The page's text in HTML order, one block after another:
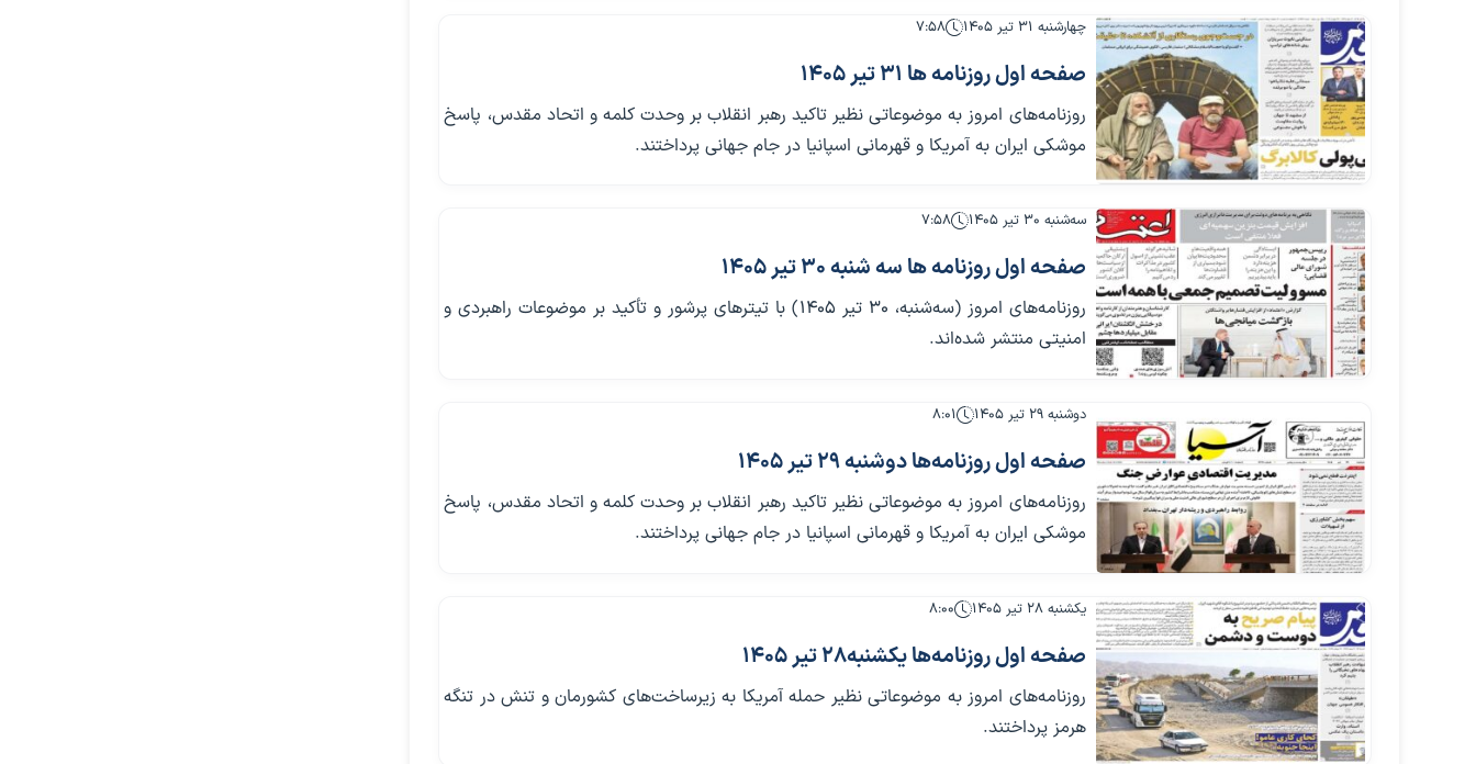
چهارشنبه ۳۱ تیر ۱۴۰۵ ۷:۵۸
صفحه اول روزنامه ها 31 تیر 1405
روزنامه‌های امروز به موضوعاتی نظیر تاکید رهبر انقلاب بر وحدت کلمه و اتحاد مقدس، پاسخ
موشکی ایران به آمریکا و قهرمانی اسپانیا در جام جهانی پرداختند.
سه‌شنبه ۳۰ تیر ۱۴۰۵ ۷:۵۸
صفحه اول روزنامه ها سه شنبه 30 تیر 1405
روزنامه‌های امروز (سه‌شنبه، ۳۰ تیر ۱۴۰۵) با تیترهای پرشور و تأکید بر موضوعات راهبردی و
امنیتی منتشر شده‌اند.
دوشنبه ۲۹ تیر ۱۴۰۵ ۸:۰۱
صفحه اول روزنامه‌ها دوشنبه 29 تیر 1405
روزنامه‌های امروز به موضوعاتی نظیر تاکید رهبر انقلاب بر وحدت کلمه و اتحاد مقدس، پاسخ
موشکی ایران به آمریکا و قهرمانی اسپانیا در جام جهانی پرداختند.
یکشنبه ۲۸ تیر ۱۴۰۵ ۸:۰۰
صفحه اول روزنامه‌ها یکشنبه28 تیر 1405
روزنامه‌های امروز به موضوعاتی نظیر حمله آمریکا به زیرساخت‌های کشورمان و تنش در تنگه
هرمز پرداختند.